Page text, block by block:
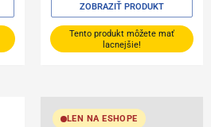
Tento produkt môžete mať
lacnejšie!
ZOBRAZIŤ PRODUKT
LEN NA ESHOPE